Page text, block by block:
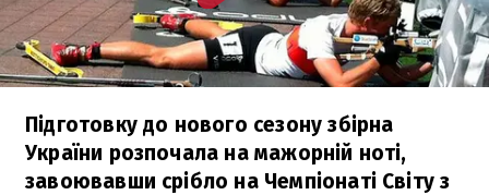
Підготовку до нового сезону збірна
України розпочала на мажорній ноті,
завоювавши срібло на Чемпіонаті Світу з